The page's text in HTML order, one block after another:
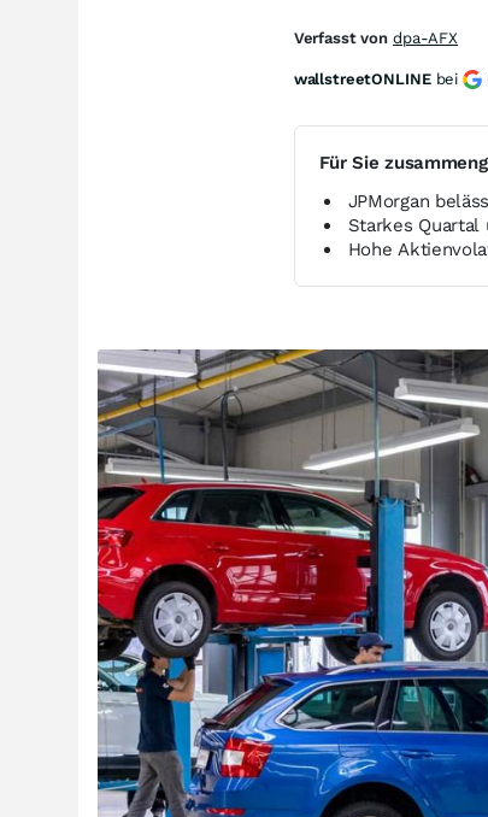
Für Sie
JPMorgan
Starkes Quartal
Hohe
Verfasst von dpa-AFX
wallstreetONLINE bei